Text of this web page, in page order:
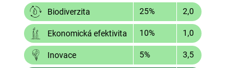
Biodiverzita 25% 2,0
Ekonomická efektivita 10% 1,0
Inovace 5% 3,5